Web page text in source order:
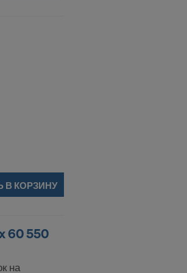
В КОРЗИНУ
60 550
на